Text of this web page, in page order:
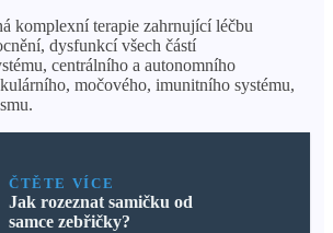
komplexní terapie zahrnující léčbu
dysfunkcí všech částí
centrálního a autonomního
močového, imunitního systému,
ČTĚTE VÍCE
Jak rozeznat samičku od
samce zebřičky?